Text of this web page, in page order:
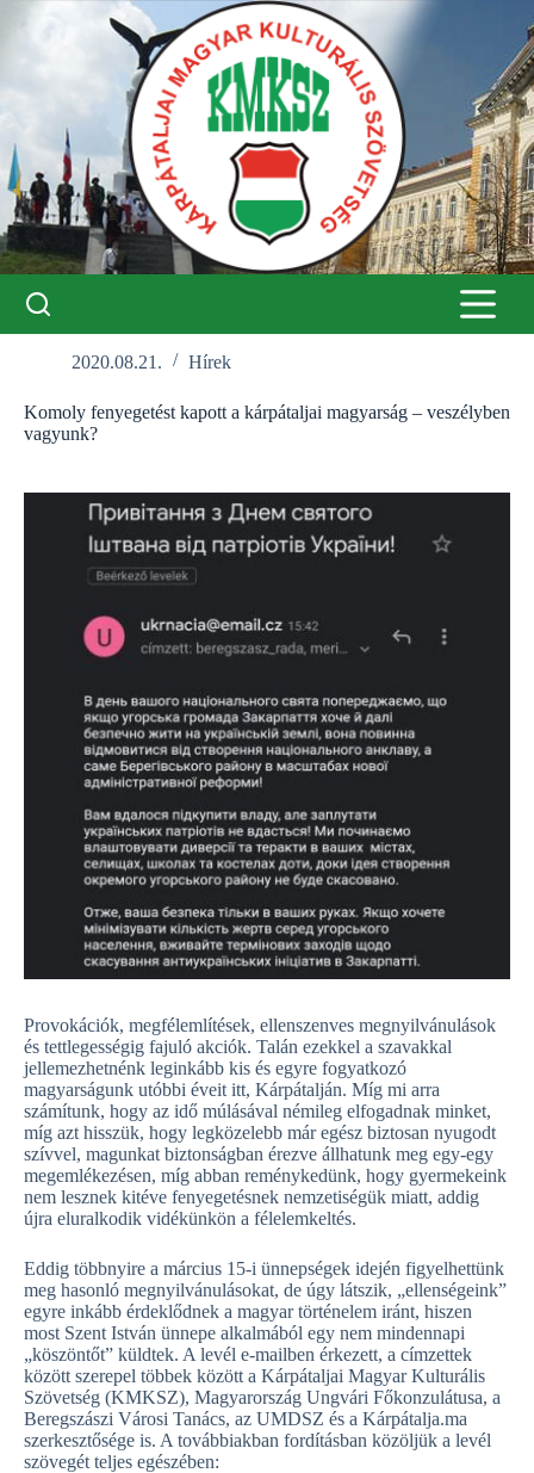
2020.08.21. Hírek
Komoly fenyegetést kapott a kárpátaljai magyarság – veszélyben
vagyunk?
Provokációk, megfélemlítések, ellenszenves megnyilvánulások
és tettlegességig fajuló akciók. Talán ezekkel a szavakkal
jellemezhetnénk leginkább kis és egyre fogyatkozó
magyarságunk utóbbi éveit itt, Kárpátalján. Míg mi arra
számítunk, hogy az idő múlásával némileg elfogadnak minket,
míg azt hisszük, hogy legközelebb már egész biztosan nyugodt
szívvel, magunkat biztonságban érezve állhatunk meg egy-egy
megemlékezésen, míg abban reménykedünk, hogy gyermekeink
nem lesznek kitéve fenyegetésnek nemzetiségük miatt, addig
újra eluralkodik vidékünkön a félelemkeltés.
Eddig többnyire a március 15-i ünnepségek idején figyelhettünk
meg hasonló megnyilvánulásokat, de úgy látszik, „ellenségeink”
egyre inkább érdeklődnek a magyar történelem iránt, hiszen
most Szent István ünnepe alkalmából egy nem mindennapi
„köszöntőt” küldtek. A levél e-mailben érkezett, a címzettek
között szerepel többek között a Kárpátaljai Magyar Kulturális
Szövetség (KMKSZ), Magyarország Ungvári Főkonzulátusa, a
Beregszászi Városi Tanács, az UMDSZ és a Kárpátalja.ma
szerkesztősége is. A továbbiakban fordításban közöljük a levél
szövegét teljes egészében: